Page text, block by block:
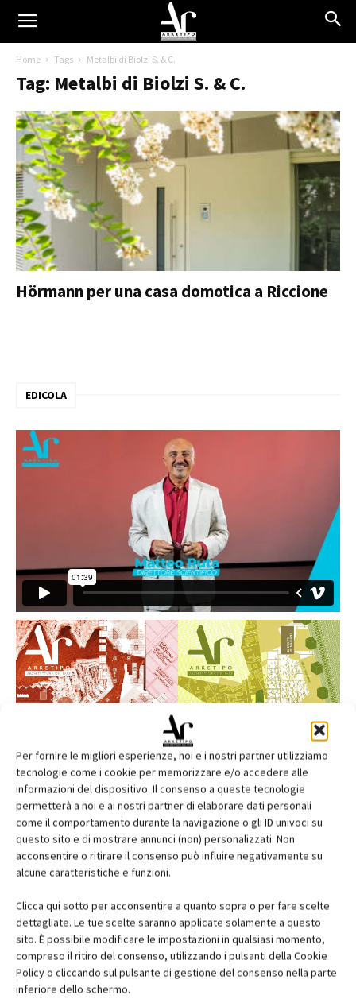
Per fornire le migliori esperienze, noi e i nostri partner utilizziamo
tecnologie come i cookie per memorizzare e/o accedere alle
informazioni del dispositivo. Il consenso a queste tecnologie
permetterà a noi e ai nostri partner di elaborare dati personali
come il comportamento durante la navigazione o gli ID univoci su
questo sito e di mostrare annunci (non) personalizzati. Non
acconsentire o ritirare il consenso può influire negativamente su
alcune caratteristiche e funzioni.
Clicca qui sotto per acconsentire a quanto sopra o per fare scelte
dettagliate. Le tue scelte saranno applicate solamente a questo
sito. È possibile modificare le impostazioni in qualsiasi momento,
compreso il ritiro del consenso, utilizzando i pulsanti della Cookie
Policy o cliccando sul pulsante di gestione del consenso nella parte
inferiore dello schermo.
Home Tags Metalbi di Biolzi S. & C.
Tag: Metalbi di Biolzi S. & C.
Hörmann per una casa domotica a Riccione
EDICOLA
Edicola web
Iscriviti alla newsletter
EVENTI